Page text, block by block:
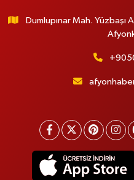
Dumlupınar Mah.